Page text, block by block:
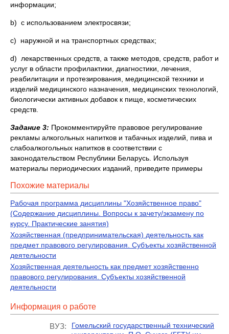
информации;
b) с использованием электросвязи;
c) наружной и на транспортных средствах;
d) лекарственных средств, а также методов, средств, работ и
услуг в области профилактики, диагностики, лечения,
реабилитации и протезирования, медицинской техники и
изделий медицинского назначения, медицинских технологий,
биологически активных добавок к пище, косметических
средств.
Задание 3: Прокомментируйте правовое регулирование
рекламы алкогольных напитков и табачных изделий, пива и
слабоалкогольных напитков в соответствии с
законодательством Республики Беларусь. Используя
материалы периодических изданий, приведите примеры
Похожие материалы
Рабочая программа дисциплины "Хозяйственное право"
(Содержание дисциплины. Вопросы к зачету/экзамену по
курсу. Практические занятия)
Хозяйственная (предпринимательская) деятельность как
предмет правового регулирования. Субъекты хозяйственной
деятельности
Хозяйственная деятельность как предмет хозяйственно
правового регулирования. Субъекты хозяйственной
деятельности
Информация о работе
ВУЗ:
Гомельский государственный технический